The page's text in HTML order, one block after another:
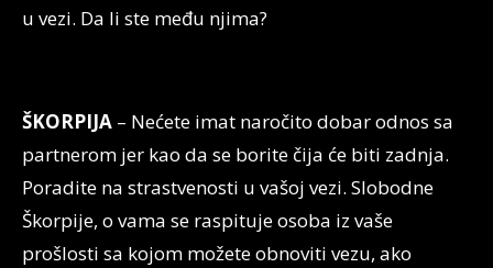
u vezi. Da li ste među njima?
ŠKORPIJA – Nećete imat naročito dobar odnos sa
partnerom jer kao da se borite čija će biti zadnja.
Poradite na strastvenosti u vašoj vezi. Slobodne
Škorpije, o vama se raspituje osoba iz vaše
prošlosti sa kojom možete obnoviti vezu, ako